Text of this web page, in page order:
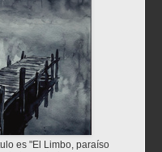
es "El Limbo, paraíso